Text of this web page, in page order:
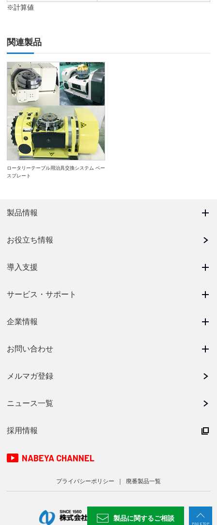
※計算値
関連製品
ロータリーテーブル用治具交換システム ベー
スプレート
製品に関するご相談
PAGE TOP
製品情報
お役立ち情報
導入支援
サービス・サポート
企業情報
お問い合わせ
メルマガ登録
ニュース一覧
採用情報
NABEYA CHANNEL
プライバシーポリシー 廃番製品一覧